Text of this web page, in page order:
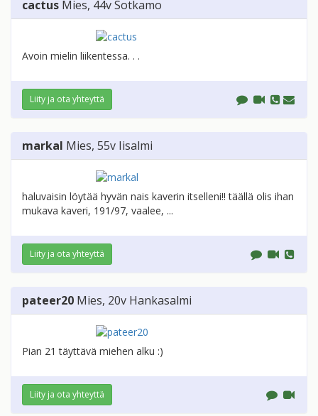
cactus Mies, 44vSotkamo
Avoin mielin liikentessa. . .
Liity ja ota yhteyttä
markal Mies, 55v Iisalmi
haluvaisin löytää hyvän nais kaverin itselleni!! täällä olis ihan
mukava kaveri, 191/97, vaalee, ...
Liity ja ota yhteyttä
pateer20 Mies, 20v Hankasalmi
Pian 21 täyttävä miehen alku :)
Liity ja ota yhteyttä